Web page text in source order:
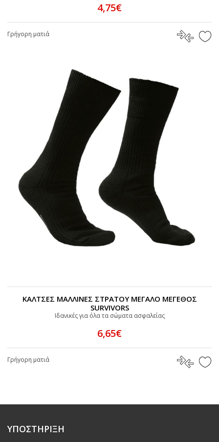
4,75€
Γρήγορη ματιά
ΚΑΛΤΣΕΣ ΜΑΛΛΙΝΕΣ ΣΤΡΑΤΟΥ ΜΕΓΑΛΟ ΜΕΓΕΘΟΣ
SURVIVORS
Ιδανικές για όλα τα σώματα ασφαλείας
6,65€
Γρήγορη ματιά
ΥΠΟΣΤΗΡΙΞΗ